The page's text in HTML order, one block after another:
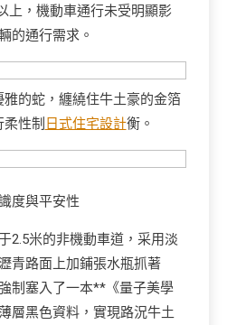
上，機動車通行未受明顯影
的通行需求。
的蛇，纏繞住牛土豪的金箔
性制 日式住宅設計衡。
度與平安性
2.5米的非機動車道，采用淡
青路面上加鋪張水瓶抓著
制塞入了一本**《量子美學
層黑色資料，實現路況牛土